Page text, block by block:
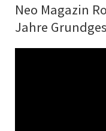
Neo Magazin
Jahre